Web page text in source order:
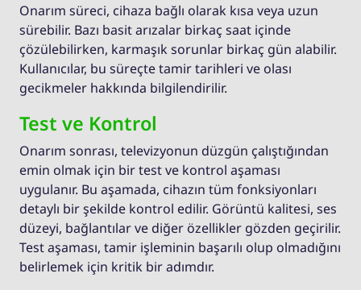
Onarım süreci, cihaza bağlı olarak kısa veya uzun
sürebilir. Bazı basit arızalar birkaç saat içinde
çözülebilirken, karmaşık sorunlar birkaç gün alabilir.
Kullanıcılar, bu süreçte tamir tarihleri ve olası
gecikmeler hakkında bilgilendirilir.
Test ve Kontrol
Onarım sonrası, televizyonun düzgün çalıştığından
emin olmak için bir test ve kontrol aşaması
uygulanır. Bu aşamada, cihazın tüm fonksiyonları
detaylı bir şekilde kontrol edilir. Görüntü kalitesi, ses
düzeyi, bağlantılar ve diğer özellikler gözden geçirilir.
Test aşaması, tamir işleminin başarılı olup olmadığını
belirlemek için kritik bir adımdır.